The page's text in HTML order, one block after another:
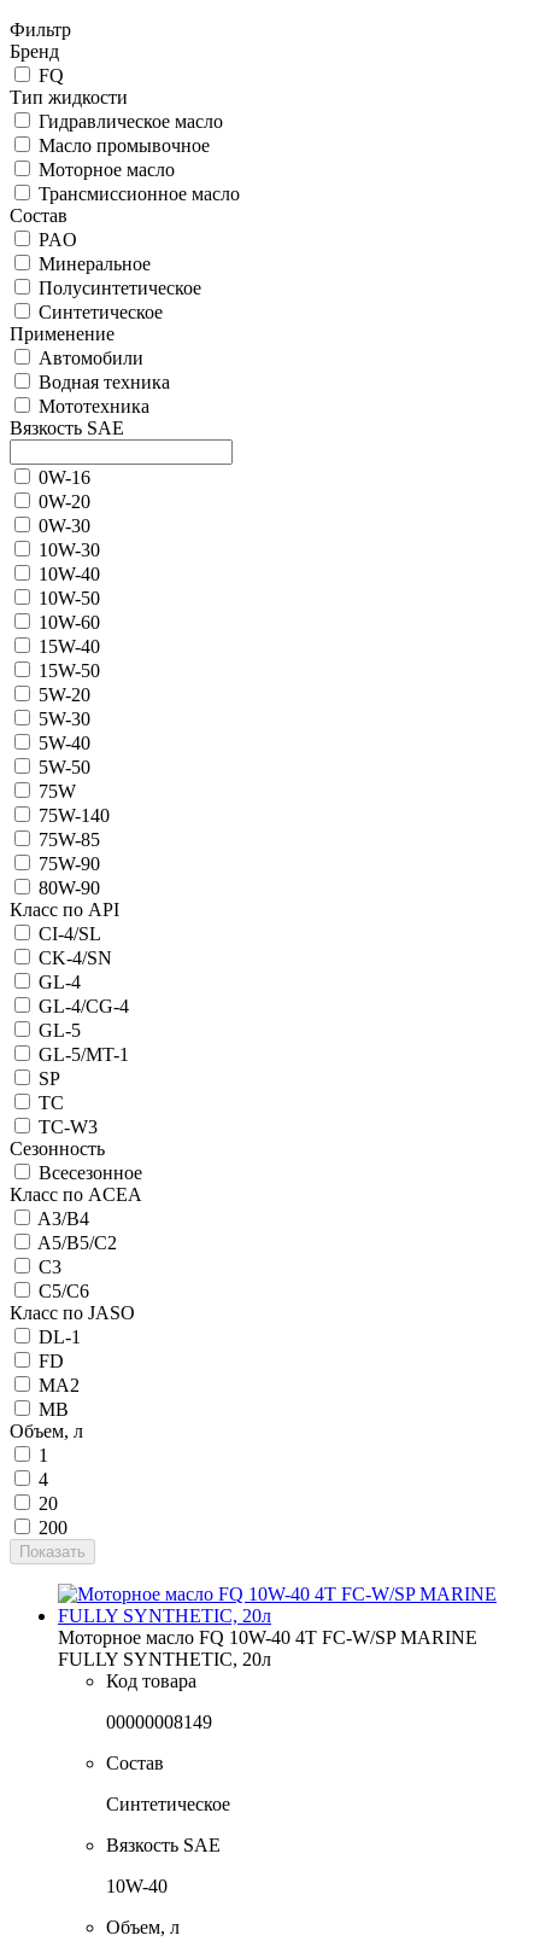
Фильтр
Бренд
FQ
Тип жидкости
Гидравлическое масло
Масло промывочное
Моторное масло
Трансмиссионное масло
Состав
PAO
Минеральное
Полусинтетическое
Синтетическое
Применение
Автомобили
Водная техника
Мототехника
Вязкость SAE
0W-16
0W-20
0W-30
10W-30
10W-40
10W-50
10W-60
15W-40
15W-50
5W-20
5W-30
5W-40
5W-50
75W
75W-140
75W-85
75W-90
80W-90
Класс по API
CI-4/SL
CK-4/SN
GL-4
GL-4/CG-4
GL-5
GL-5/MT-1
SP
TC
TC-W3
Сезонность
Всесезонное
Класс по ACEA
A3/B4
A5/B5/C2
C3
C5/C6
Класс по JASO
DL-1
FD
MA2
MB
Объем, л
1
4
20
200
Показать
Моторное масло FQ 10W-40 4T FC-W/SP MARINE
FULLY SYNTHETIC, 20л
Код товара
00000008149
Состав
Синтетическое
Вязкость SAE
10W-40
Объем, л